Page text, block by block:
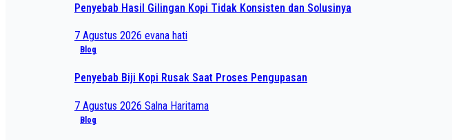
Penyebab Hasil Gilingan Kopi Tidak Konsisten dan Solusinya
7 Agustus 2026 evana hati
Blog
Penyebab Biji Kopi Rusak Saat Proses Pengupasan
7 Agustus 2026 Salna Haritama
Blog